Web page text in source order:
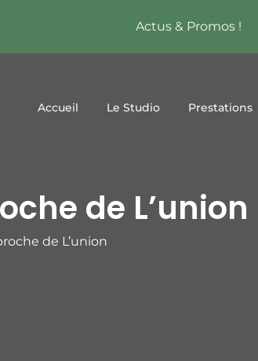
Actus & Promos !
Accueil Le Studio Prestations
de L’union
de L’union